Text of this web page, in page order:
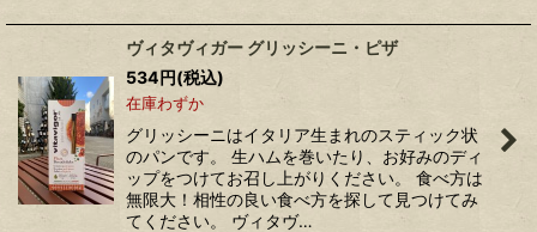
ヴィタヴィガー グリッシーニ・ピザ
534円(税込)
在庫わずか
グリッシーニはイタリア生まれのスティック状
のパンです。 生ハムを巻いたり、お好みのディ
ップをつけてお召し上がりください。 食べ方は
無限大！相性の良い食べ方を探して見つけてみ
てください。 ヴィタヴ…